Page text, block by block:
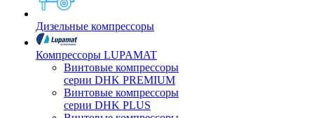
Дизельные компрессоры
Компрессоры LUPAMAT
Винтовые компрессоры
серии DHK PREMIUM
Винтовые компрессоры
серии DHK PLUS